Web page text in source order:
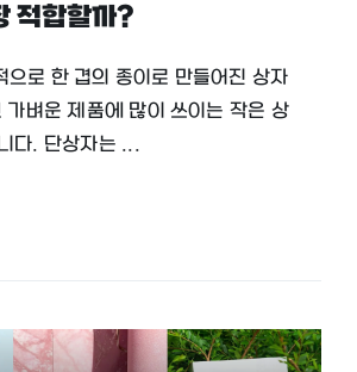
적합할까?
으로 한 겹의 종이로 만들어진 상자
가벼운 제품에 많이 쓰이는 작은 상
다. 단상자는 ...